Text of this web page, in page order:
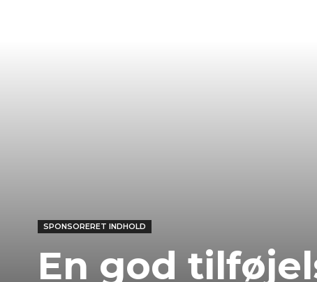
SPONSORERET INDHOLD
En god